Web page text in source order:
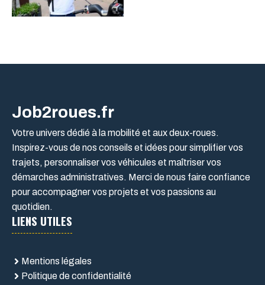
Job2roues.fr
Votre univers dédié à la mobilité et aux deux-roues.
Inspirez-vous de nos conseils et idées pour simplifier vos
trajets, personnaliser vos véhicules et maîtriser vos
démarches administratives. Merci de nous faire confiance
pour accompagner vos projets et vos passions au
quotidien.
LIENS UTILES
Mentions légales
Politique de confidentialité